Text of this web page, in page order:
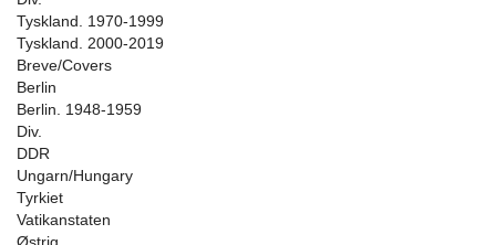
Tyskland. 1970-1999
Tyskland. 2000-2019
Breve/Covers
Berlin
Berlin. 1948-1959
Div.
DDR
Ungarn/Hungary
Tyrkiet
Vatikanstaten